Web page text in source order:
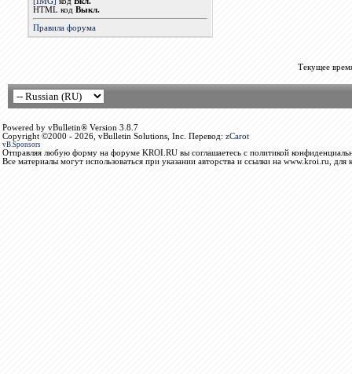
HTML код Выкл.
Правила форума
Текущее
Powered by vBulletin® Version 3.8.7
Copyright ©2000 - 2026, vBulletin Solutions, Inc. Перевод: zCarot
vB.Sponsors
Отправляя любую форму на форуме KROI.RU вы соглашаетесь с политикой
Все материалы могут использоваться при указании авторства и ссылки на www.kroi.ru, для